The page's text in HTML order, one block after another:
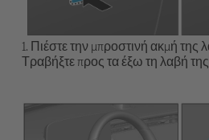
1. Πιέστε την μπροστινή ακμή της
Τραβήξτε προς τα έξω τη λαβή